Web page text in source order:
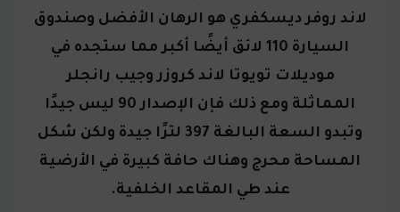
لاند روفر ديسكفري هو الرهان الأفضل وصندوق
السيارة 110 لائق أيضًا أكبر مما ستجده في
موديلات تويوتا لاند كروزر وجيب رانجلر
المماثلة
ومع ذلك فإن الإصدار 90 ليس جيدًا
وتبدو السعة البالغة 397 لترًا جيدة ولكن شكل
المساحة محرج وهناك حافة كبيرة في الأرضية
عند طي المقاعد الخلفية.